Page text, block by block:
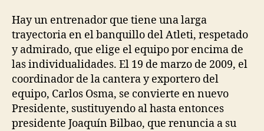
Hay un entrenador que tiene una larga
trayectoria en el banquillo del Atleti, respetado
y admirado, que elige el equipo por encima de
las individualidades. El 19 de marzo de 2009, el
coordinador de la cantera y exportero del
equipo, Carlos Osma, se convierte en nuevo
Presidente, sustituyendo al hasta entonces
presidente Joaquín Bilbao, que renuncia a su